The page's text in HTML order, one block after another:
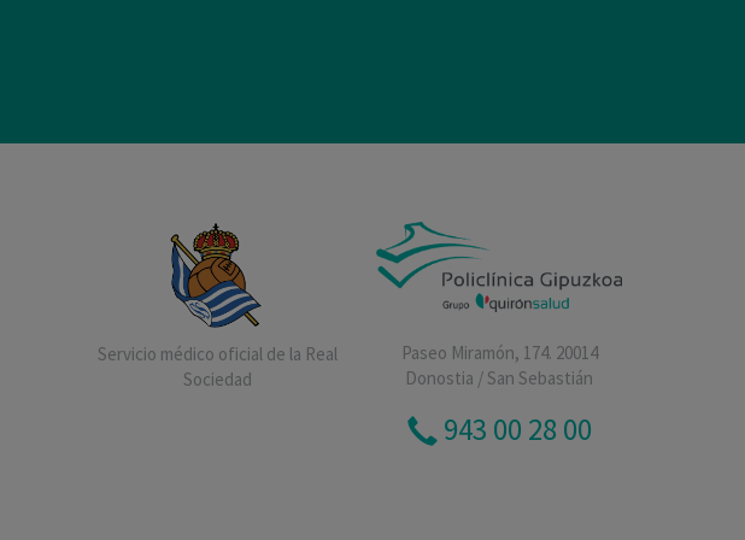
Servicio médico oficial de la Real
Sociedad
Paseo Miramón, 174. 20014
Donostia / San Sebastián
943 00 28 00